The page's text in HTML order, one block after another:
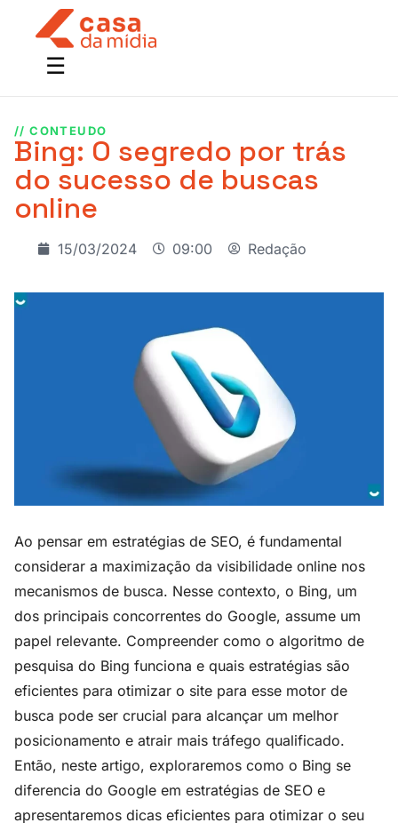
// CONTEUDO
Bing: O segredo por trás
do sucesso de buscas
online
15/03/2024 09:00 Redação
Ao pensar em estratégias de SEO, é fundamental
considerar a maximização da visibilidade online nos
mecanismos de busca. Nesse contexto, o Bing, um
dos principais concorrentes do Google, assume um
papel relevante. Compreender como o algoritmo de
pesquisa do Bing funciona e quais estratégias são
eficientes para otimizar o site para esse motor de
busca pode ser crucial para alcançar um melhor
posicionamento e atrair mais tráfego qualificado.
Então, neste artigo, exploraremos como o Bing se
diferencia do Google em estratégias de SEO e
apresentaremos dicas eficientes para otimizar o seu